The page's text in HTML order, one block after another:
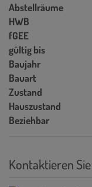
Abstellräume
HWB
fGEE
gültig bis
Baujahr
Bauart
Zustand
Hauszustand
Beziehbar
Kontaktieren